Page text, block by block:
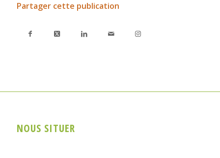
Partager cette publication
NOUS SITUER